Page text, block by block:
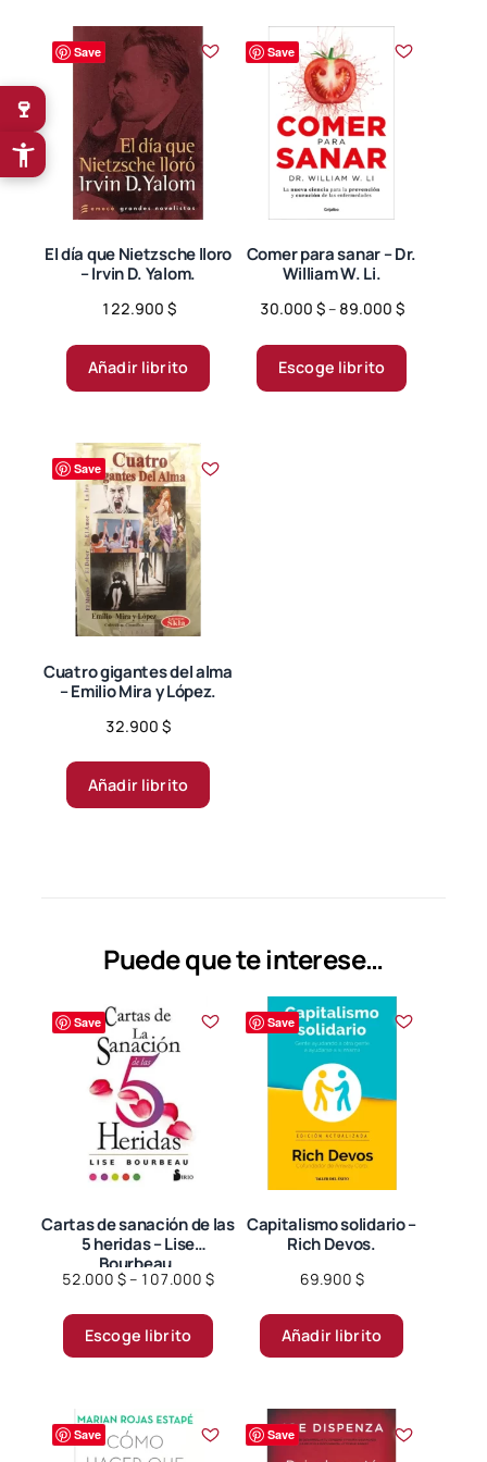
Save
El día que Nietzsche lloro
– Irvin D. Yalom.
122.900 $
Añadir librito
Save
Comer para sanar – Dr.
William W. Li.
30.000 $– 89.000 $Price
30.000 $
Escoge librito
tiene
Save
Cuatro gigantes del alma
– Emilio Mira y López.
32.900 $
Añadir librito
Puede que te interese…
Save
Cartas de sanación de las
5 heridas – Lise
Bourbeau.
52.000 $– 107.000 $Price
52.000 $
through
Escoge librito
producto
variantes.
Las
Save
Capitalismo solidario –
Rich Devos.
69.900 $
Añadir librito
Save Save
🍷